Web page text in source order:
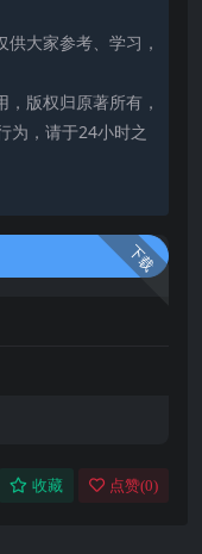
大家参考、学习，
版权归原著所有，
为，请于24小时之
下载
收藏 点赞(0)